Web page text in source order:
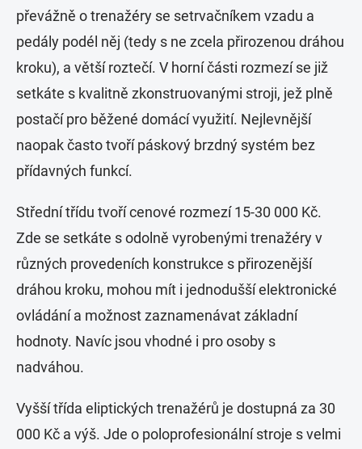
převážně o trenažéry se setrvačníkem vzadu a
pedály podél něj (tedy s ne zcela přirozenou dráhou
kroku), a větší roztečí. V horní části rozmezí se již
setkáte s kvalitně zkonstruovanými stroji, jež plně
postačí pro běžené domácí využití. Nejlevnější
naopak často tvoří páskový brzdný systém bez
přídavných funkcí.
Střední třídu tvoří cenové rozmezí 15-30 000 Kč.
Zde se setkáte s odolně vyrobenými trenažéry v
různých provedeních konstrukce s přirozenější
dráhou kroku, mohou mít i jednodušší elektronické
ovládání a možnost zaznamenávat základní
hodnoty. Navíc jsou vhodné i pro osoby s
nadváhou.
Vyšší třída eliptických trenažérů je dostupná za 30
000 Kč a výš. Jde o poloprofesionální stroje s velmi